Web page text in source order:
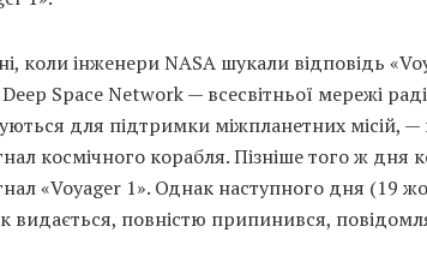
коли інженери NASA шукали відповідь
Space Network — всесвітньої мережі
для підтримки міжпланетних місій,
космічного корабля. Пізніше того ж дня
«Voyager 1». Однак наступного дня (19
видається, повністю припинився,